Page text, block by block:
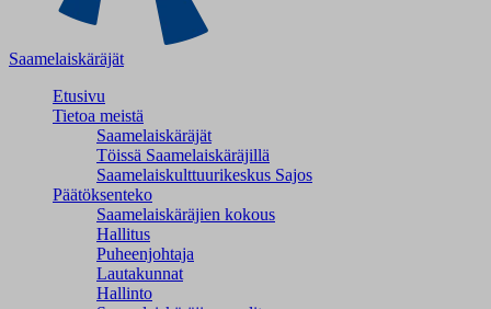
Saamelaiskäräjät
Etusivu
Tietoa meistä
Saamelaiskäräjät
Töissä Saamelaiskäräjillä
Saamelaiskulttuuri­keskus Sajos
Päätöksenteko
Saamelaiskäräjien kokous
Hallitus
Puheenjohtaja
Lautakunnat
Hallinto